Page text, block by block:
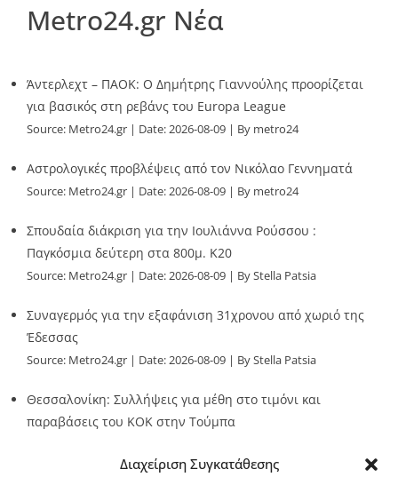
Διαχείριση Συγκατάθεσης
Metro24.gr Νέα
Άντερλεχτ – ΠΑΟΚ: Ο Δημήτρης Γιαννούλης προορίζεται
για βασικός στη ρεβάνς του Europa League
Source: Metro24.gr Date: 2026-08-09 By metro24
Αστρολογικές προβλέψεις από τον Νικόλαο Γεννηματά
Source: Metro24.gr Date: 2026-08-09 By metro24
Σπουδαία διάκριση για την Ιουλιάννα Ρούσσου :
Παγκόσμια δεύτερη στα 800μ. Κ20
Source: Metro24.gr Date: 2026-08-09 By Stella Patsia
Συναγερμός για την εξαφάνιση 31χρονου από χωριό της
Έδεσσας
Source: Metro24.gr Date: 2026-08-09 By Stella Patsia
Θεσσαλονίκη: Συλλήψεις για μέθη στο τιμόνι και
παραβάσεις του ΚΟΚ στην Τούμπα